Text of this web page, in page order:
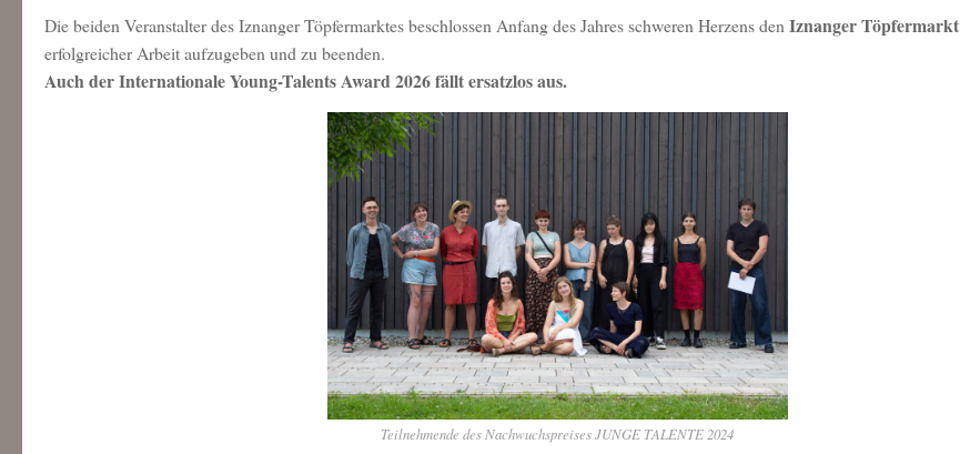
Die beiden Veranstalter des Iznanger Töpfermarktes beschlossen Anfang des Jahres schweren Herzens den Iznanger Töpfermarkt
erfolgreicher Arbeit aufzugeben und zu beenden.
Auch der Internationale Young-Talents Award 2026 fällt ersatzlos aus.
Teilnehmende des Nachwuchspreises JUNGE TALENTE 2024